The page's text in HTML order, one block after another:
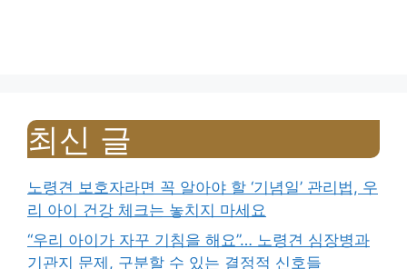
최신 글
노령견 보호자라면 꼭 알아야 할 ‘기념일’ 관리법, 우
리 아이 건강 체크는 놓치지 마세요
“우리 아이가 자꾸 기침을 해요”… 노령견 심장병과
기관지 문제, 구분할 수 있는 결정적 신호들